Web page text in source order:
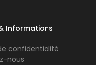
Informations
confidentialité
nous